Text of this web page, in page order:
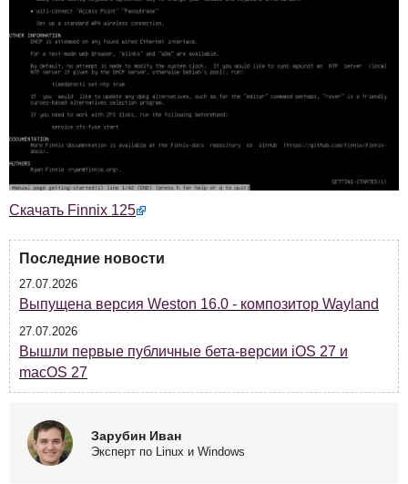
Скачать Finnix 125
Последние новости
27.07.2026
Выпущена версия Weston 16.0 - композитор Wayland
27.07.2026
Вышли первые публичные бета-версии iOS 27 и
macOS 27
Зарубин Иван
Эксперт по Linux и Windows